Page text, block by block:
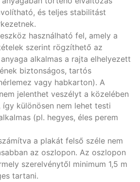
és teljes stabilitást
használható fel, amely a
szerint rögzíthető az
alkalmas a rajta elhelyezett
biztonságos, tartós
vagy habkarton). A
jelenthet veszélyt a közelében
így különösen nem lehet testi
(pl. hegyes, éles perem
a plakát felső széle nem
az oszlopon. Az oszlopon
szerelvénytől minimum 1,5 m
tartani.